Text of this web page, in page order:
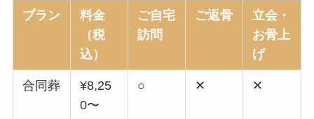
プラン
料金
（税
込）
ご自宅
訪問
ご返骨
立会・
お骨上
げ
合同葬
¥8,25
0〜
○ ✕ ✕